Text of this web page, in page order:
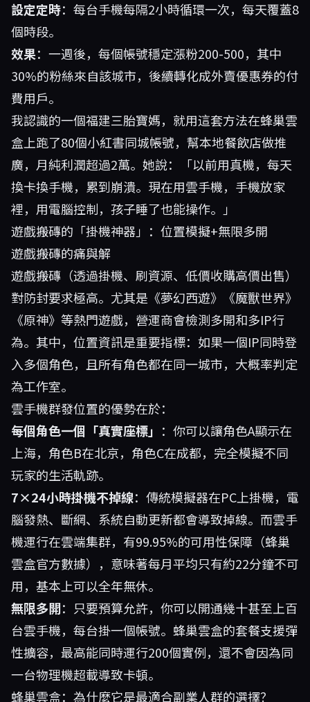
設定定時：每台手機每隔2小時循環一次，每天覆蓋8
個時段。
效果：一週後，每個帳號穩定漲粉200-500，其中
30%的粉絲來自該城市，後續轉化成外賣優惠券的付
費用戶。
我認識的一個福建三胎寶媽，就用這套方法在蜂巢雲
盒上跑了80個小紅書同城帳號，幫本地餐飲店做推
廣，月純利潤超過2萬。她說：「以前用真機，每天
換卡換手機，累到崩潰。現在用雲手機，手機放家
裡，用電腦控制，孩子睡了也能操作。」
遊戲搬磚的「掛機神器」：位置模擬+無限多開
遊戲搬磚的痛與解
遊戲搬磚（透過掛機、刷資源、低價收購高價出售）
對防封要求極高。尤其是《夢幻西遊》《魔獸世界》
《原神》等熱門遊戲，營運商會檢測多開和多IP行
為。其中，位置資訊是重要指標：如果一個IP同時登
入多個角色，且所有角色都在同一城市，大概率判定
為工作室。
雲手機群發位置的優勢在於：
每個角色一個「真實座標」 ：你可以讓角色A顯示在
上海，角色B在北京，角色C在成都，完全模擬不同
玩家的生活軌跡。
7×24小時掛機不掉線：傳統模擬器在PC上掛機，電
腦發熱、斷網、系統自動更新都會導致掉線。而雲手
機運行在雲端集群，有99.95%的可用性保障（蜂巢
雲盒官方數據），意味著每月平均只有約22分鐘不可
用，基本上可以全年無休。
無限多開：只要預算允許，你可以開通幾十甚至上百
台雲手機，每台掛一個帳號。蜂巢雲盒的套餐支援彈
性擴容，最高能同時運行200個實例，還不會因為同
一台物理機超載導致卡頓。
蜂巢雲盒：為什麼它是最適合副業人群的選擇？